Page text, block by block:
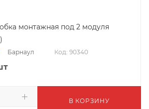
монтажная под 2 модуля
Барнаул Код: 90340
В КОРЗИНУ